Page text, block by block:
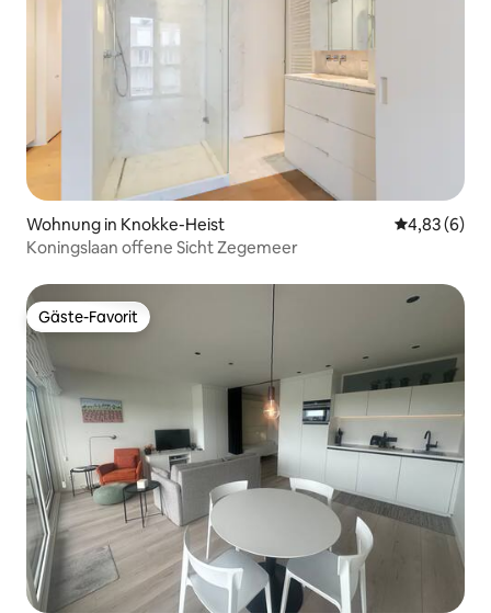
Wohnung in Knokke-Heist
4,83 (6)
Koningslaan offene Sicht Zegemeer
Gäste-Favorit
Gäste-Favorit